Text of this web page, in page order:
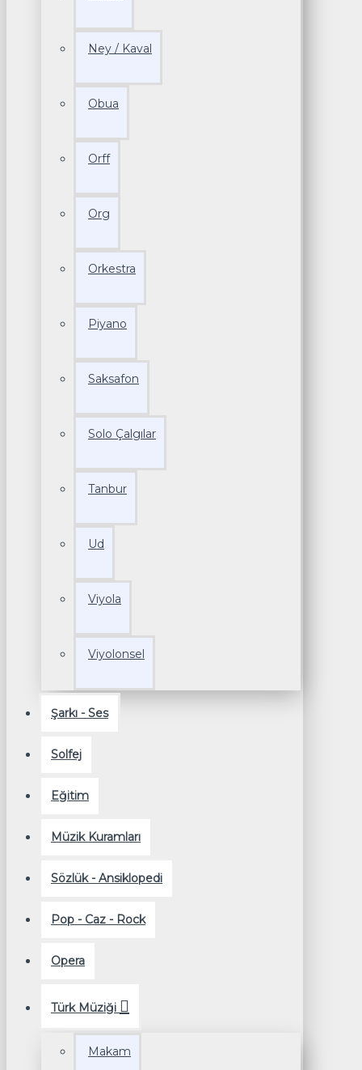
Ney / Kaval
Obua
Orff
Org
Orkestra
Piyano
Saksafon
Solo Çalgılar
Tanbur
Ud
Viyola
Viyolonsel
Şarkı - Ses
Solfej
Eğitim
Müzik Kuramları
Sözlük - Ansiklopedi
Pop - Caz - Rock
Opera
Türk Müziği
Makam